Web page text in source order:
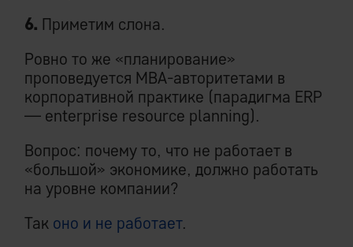
6. Приметим слона.
Ровно то же «планирование»
проповедуется MBA-авторитетами в
корпоративной практике (парадигма ERP
— enterprise resource planning).
Вопрос: почему то, что не работает в
«большой» экономике, должно работать
на уровне компании?
Так оно и не работает.